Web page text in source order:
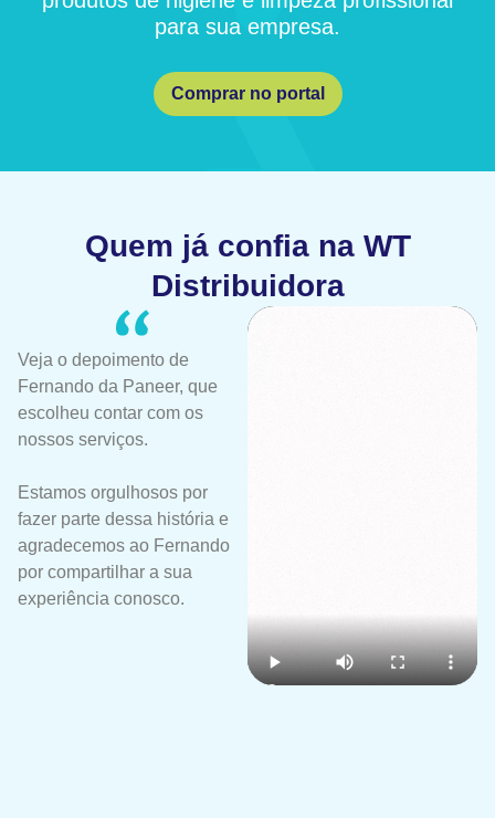
para sua empresa.
Comprar no portal
Quem já confia na WT
Distribuidora
Veja o depoimento de
Fernando da Paneer, que
escolheu contar com os
nossos serviços.
Estamos orgulhosos por
fazer parte dessa história e
agradecemos ao Fernando
por compartilhar a sua
experiência conosco.